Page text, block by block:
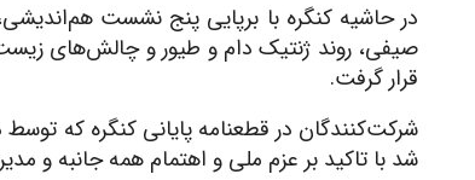
در حاشیه کنگره با برپایی پنج نشست
صیفی، روند ژنتیک دام و طیور و چالش‌های
قرار گرفت.
شرکت‌کنندگان در قطعنامه پایانی کنگره که
شد با تاکید بر عزم ملی و اهتمام همه جانبه و